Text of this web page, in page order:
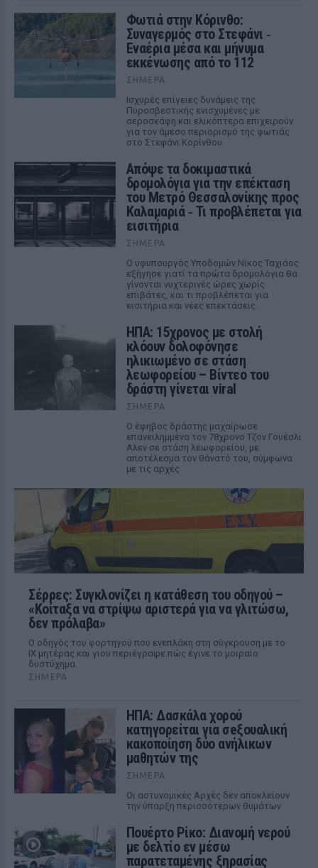
Φωτιά στην Κόρινθο:
Συναγερμός στο Στεφάνι ‑
Εναέρια μέσα και μήνυμα
εκκένωσης από το 112
ΣΉΜΕΡΑ
Ισχυρές επίγειες δυνάμεις της
Πυροσβεστικής ενισχυμένες με
αεροσκάφη και ελικόπτερα επιχειρούν
για τον άμεσο περιορισμό της φωτιάς
στο Στεφάνι Κορίνθου.
Απόψε τα δοκιμαστικά
δρομολόγια για την επέκταση
του Μετρό Θεσσαλονίκης προς
Καλαμαριά ‑ Τι προβλέπεται για
εισιτήρια
ΣΉΜΕΡΑ
Ο υφυπουργός Υποδομών Νίκος Ταχιάος
εξήγησε γιατί τα πρώτα δρομολόγια θα
γίνονται νυχτερινές ώρες χωρίς
επιβάτες, και τι προβλέπεται για
εισιτήρια και νέες επεκτάσεις.
ΗΠΑ: 15χρονος με στολή
κλόουν δολοφόνησε
ηλικιωμένο σε στάση
λεωφορείου – Βίντεο του
δράστη γίνεται viral
ΣΉΜΕΡΑ
Ο έφηβος δράστης μαχαίρωσε
επανειλημμένα τον 78χρονο Τζον Γουέσλι
Αλεν σε στάση λεωφορείου, με
αποτέλεσμα τον θάνατό του, σύμφωνα
με τις αρχές
Σέρρες: Συγκλονίζει η κατάθεση του οδηγού –
«Κοίταξα να στρίψω αριστερά για να γλιτώσω,
δεν πρόλαβα»
Ο οδηγός του φορτηγού που ενεπλάκη στη σύγκρουση με το
ΙΧ μητέρας και γιου περιέγραψε πώς έγινε το μοιραίο
δυστύχημα.
ΣΉΜΕΡΑ
ΗΠΑ: Δασκάλα χορού
κατηγορείται για σeξουαλική
κακοποίηση δύο ανήλικων
μαθητών της
ΣΉΜΕΡΑ
Οι αστυνομικές Αρχές δεν αποκλείουν
την ύπαρξη περισσότερων θυμάτων
Πουέρτο Ρίκο: Διανομή νερού
με δελτίο εν μέσω
παρατεταμένης ξηρασίας